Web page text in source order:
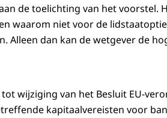
de toelichting van het voorstel.
waarom niet voor de
dan kan de wetgever de
wijziging van het Besluit EU-
kapitaalvereisten voor